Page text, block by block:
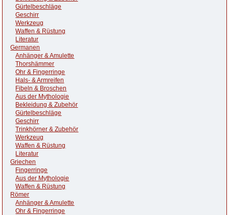
Gürtelbeschläge
Geschirr
Werkzeug
Waffen & Rüstung
Literatur
Germanen
Anhänger & Amulette
Thorshämmer
Ohr & Fingerringe
Hals- & Armreifen
Fibeln & Broschen
Aus der Mythologie
Bekleidung & Zubehör
Gürtelbeschläge
Geschirr
Trinkhörner & Zubehör
Werkzeug
Waffen & Rüstung
Literatur
Griechen
Fingerringe
Aus der Mythologie
Waffen & Rüstung
Römer
Anhänger & Amulette
Ohr & Fingerringe